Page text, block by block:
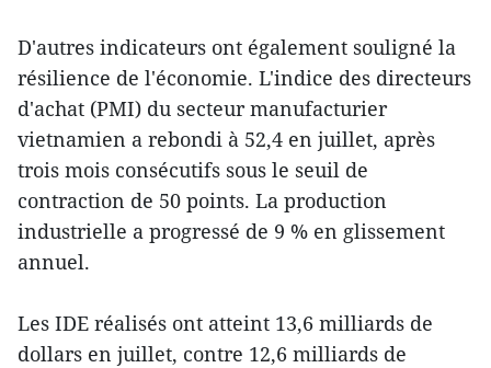
D'autres indicateurs ont également souligné la
résilience de l'économie. L'indice des directeurs
d'achat (PMI) du secteur manufacturier
vietnamien a rebondi à 52,4 en juillet, après
trois mois consécutifs sous le seuil de
contraction de 50 points. La production
industrielle a progressé de 9 % en glissement
annuel.
Les IDE réalisés ont atteint 13,6 milliards de
dollars en juillet, contre 12,6 milliards de